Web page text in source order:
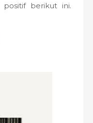
positif berikut ini.